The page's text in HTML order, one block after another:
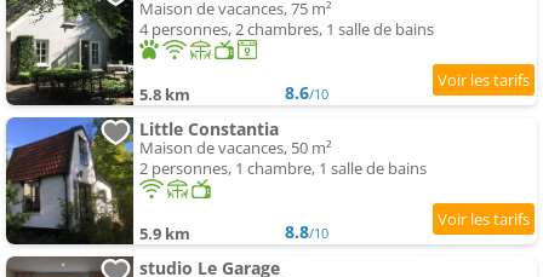
Maison de vacances, 75 m²
4 personnes, 2 chambres, 1 salle de bains
5.8 km 8.6/10
Little Constantia
Maison de vacances, 50 m²
2 personnes, 1 chambre, 1 salle de bains
5.9 km 8.8/10
studio Le Garage